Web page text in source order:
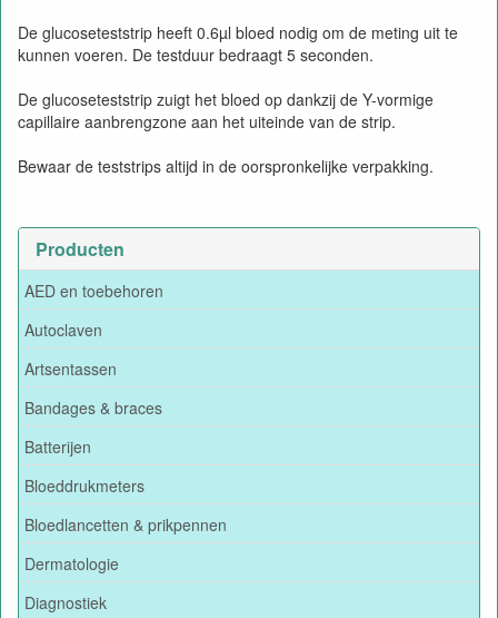
Producten
AED en toebehoren
Autoclaven
Artsentassen
Bandages & braces
Batterijen
Bloeddrukmeters
Bloedlancetten & prikpennen
Dermatologie
Diagnostiek
De glucoseteststrip heeft 0.6µl bloed nodig om de meting uit te
kunnen voeren. De testduur bedraagt 5 seconden.
De glucoseteststrip zuigt het bloed op dankzij de Y-vormige
capillaire aanbrengzone aan het uiteinde van de strip.
Bewaar de teststrips altijd in de oorspronkelijke verpakking.